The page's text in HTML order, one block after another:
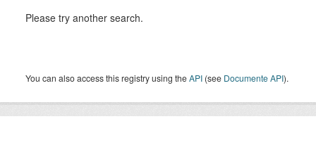
Please try another search.
You can also access this registry using theAPI (see Documente API).